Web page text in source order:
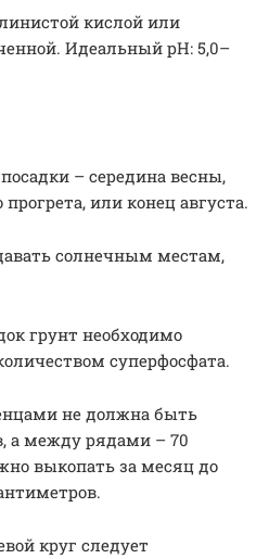
кислой или
Идеальный рН: 5,0–
– середина весны,
или конец августа.
солнечным местам,
грунт необходимо
суперфосфата.
не должна быть
а между рядами – 70
выкопать за месяц до
круг следует